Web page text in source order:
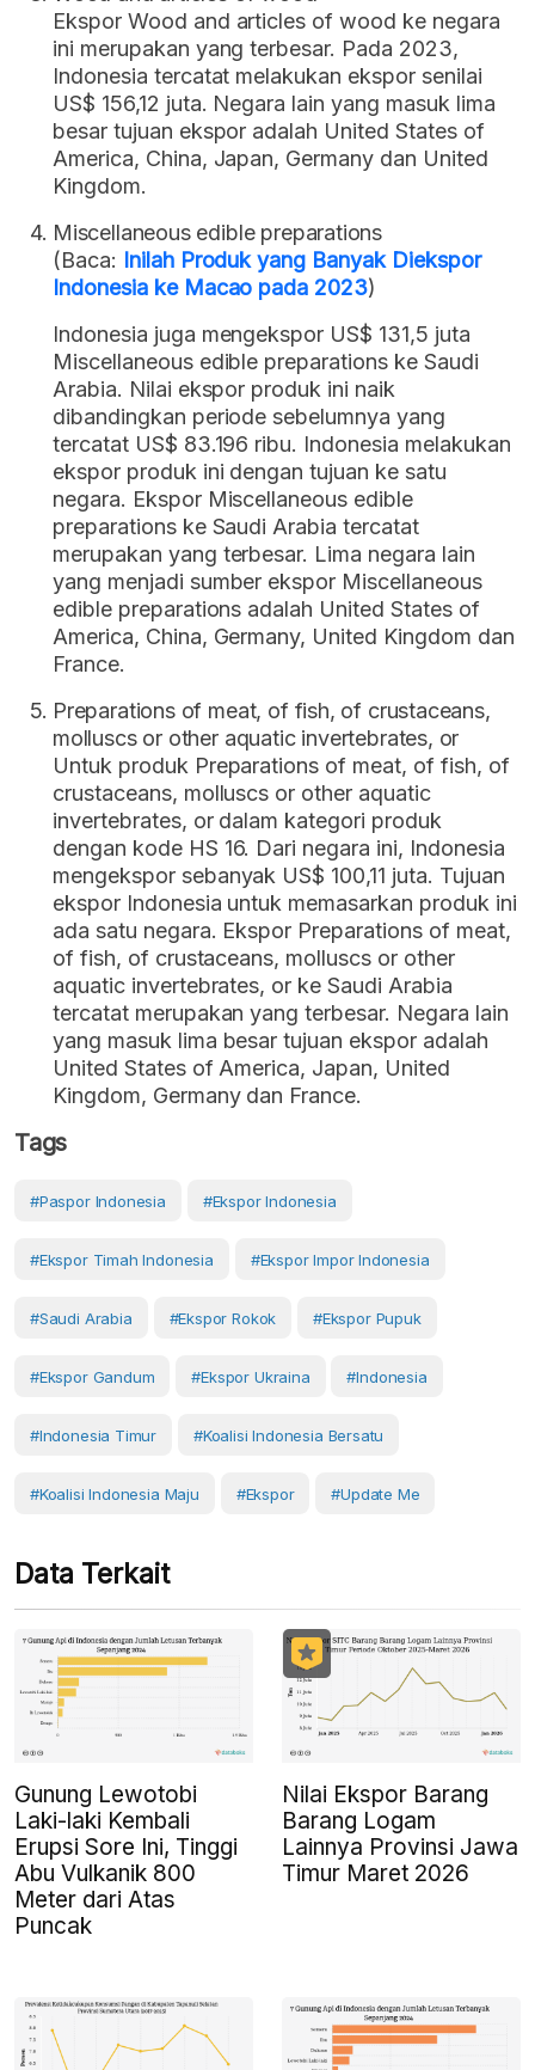
Ekspor Wood and articles of wood ke negara
ini merupakan yang terbesar. Pada 2023,
Indonesia tercatat melakukan ekspor senilai
US$ 156,12 juta. Negara lain yang masuk lima
besar tujuan ekspor adalah United States of
America, China, Japan, Germany dan United
Kingdom.
Miscellaneous edible preparations
(Baca: Inilah Produk yang Banyak Diekspor
Indonesia ke Macao pada 2023)
Indonesia juga mengekspor US$ 131,5 juta
Miscellaneous edible preparations ke Saudi
Arabia. Nilai ekspor produk ini naik
dibandingkan periode sebelumnya yang
tercatat US$ 83.196 ribu. Indonesia melakukan
ekspor produk ini dengan tujuan ke satu
negara. Ekspor Miscellaneous edible
preparations ke Saudi Arabia tercatat
merupakan yang terbesar. Lima negara lain
yang menjadi sumber ekspor Miscellaneous
edible preparations adalah United States of
America, China, Germany, United Kingdom dan
France.
Preparations of meat, of fish, of crustaceans,
molluscs or other aquatic invertebrates, or
Untuk produk Preparations of meat, of fish, of
crustaceans, molluscs or other aquatic
invertebrates, or dalam kategori produk
dengan kode HS 16. Dari negara ini, Indonesia
mengekspor sebanyak US$ 100,11 juta. Tujuan
ekspor Indonesia untuk memasarkan produk ini
ada satu negara. Ekspor Preparations of meat,
of fish, of crustaceans, molluscs or other
aquatic invertebrates, or ke Saudi Arabia
tercatat merupakan yang terbesar. Negara lain
yang masuk lima besar tujuan ekspor adalah
United States of America, Japan, United
Kingdom, Germany dan France.
Tags
#paspor Indonesia #Ekspor Indonesia
#ekspor Timah Indonesia #ekspor Impor Indonesia
#Saudi Arabia #ekspor Rokok #ekspor Pupuk
#ekspor Gandum #ekspor Ukraina #Indonesia
#Indonesia Timur #Koalisi Indonesia Bersatu
#Koalisi Indonesia Maju #Ekspor #Update Me
Data Terkait
Gunung Lewotobi
Laki-laki Kembali
Erupsi Sore Ini, Tinggi
Abu Vulkanik 800
Meter dari Atas
Puncak
Nilai Ekspor Barang
Barang Logam
Lainnya Provinsi Jawa
Timur Maret 2026